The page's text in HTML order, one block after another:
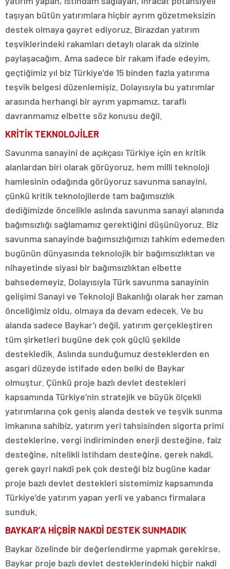
taşıyan bütün yatırımlara hiçbir ayrım gözetmeksizin
destek olmaya gayret ediyoruz. Birazdan yatırım
teşviklerindeki rakamları detaylı olarak da sizinle
paylaşacağım. Ama sadece bir rakam ifade edeyim,
geçtiğimiz yıl biz Türkiye’de 15 binden fazla yatırıma
teşvik belgesi düzenlemişiz. Dolayısıyla bu yatırımlar
arasında herhangi bir ayrım yapmamız, taraflı
davranmamız elbette söz konusu değil.
KRİTİK TEKNOLOJİLER
Savunma sanayini de açıkçası Türkiye için en kritik
alanlardan biri olarak görüyoruz, hem milli teknoloji
hamlesinin odağında görüyoruz savunma sanayini,
çünkü kritik teknolojilerde tam bağımsızlık
dediğimizde öncelikle aslında savunma sanayi alanında
bağımsızlığı sağlamamız gerektiğini düşünüyoruz. Biz
savunma sanayinde bağımsızlığımızı tahkim edemeden
bugünün dünyasında teknolojik bir bağımsızlıktan ve
nihayetinde siyasi bir bağımsızlıktan elbette
bahsedemeyiz. Dolayısıyla Türk savunma sanayinin
gelişimi Sanayi ve Teknoloji Bakanlığı olarak her zaman
önceliğimiz oldu, olmaya da devam edecek. Ve bu
alanda sadece Baykar’ı değil, yatırım gerçekleştiren
tüm şirketleri bugüne dek çok güçlü şekilde
destekledik. Aslında sunduğumuz desteklerden en
asgari düzeyde istifade eden belki de Baykar
olmuştur. Çünkü proje bazlı devlet destekleri
kapsamında Türkiye’nin stratejik ve büyük ölçekli
yatırımlarına çok geniş alanda destek ve teşvik sunma
imkanına sahibiz, yatırım yeri tahsisinden sigorta primi
desteklerine, vergi indiriminden enerji desteğine, faiz
desteğine, nitelikli istihdam desteğine, gerek nakdi,
gerek gayri nakdi pek çok desteği biz bugüne kadar
proje bazlı devlet destekleri sistemimiz kapsamında
Türkiye’de yatırım yapan yerli ve yabancı firmalara
sunduk.
BAYKAR’A HİÇBİR NAKDİ DESTEK SUNMADIK
Baykar özelinde bir değerlendirme yapmak gerekirse,
Baykar proje bazlı devlet desteklerindeki hiçbir nakdi